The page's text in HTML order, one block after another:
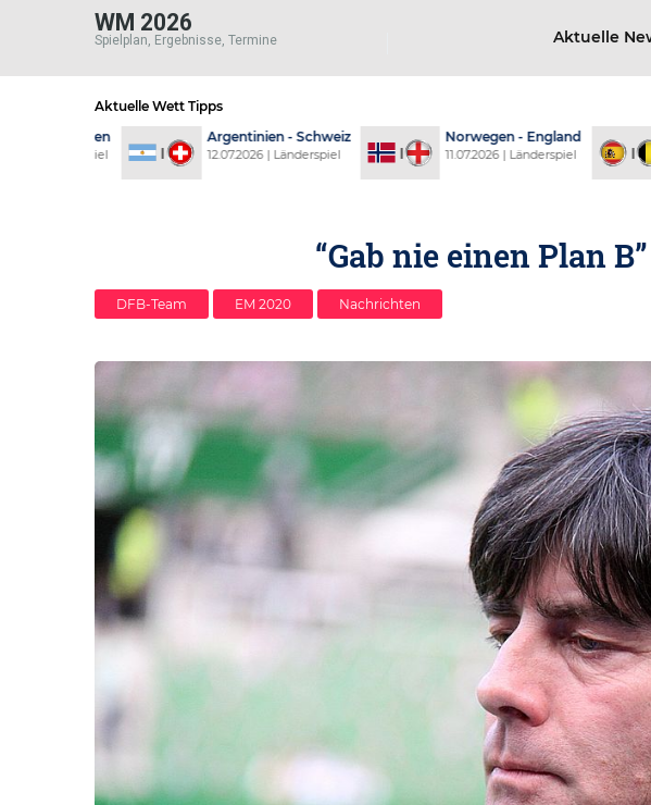
WM 2026
Spielplan, Ergebnisse, Termine Aktuelle
Aktuelle Wett Tipps
Argentinien - Schweiz
12.07.2026 | Länderspiel
Norwegen - England
11.07.2026 | Länderspiel
“Gab nie einen Plan
DFB-Team EM 2020 Nachrichten